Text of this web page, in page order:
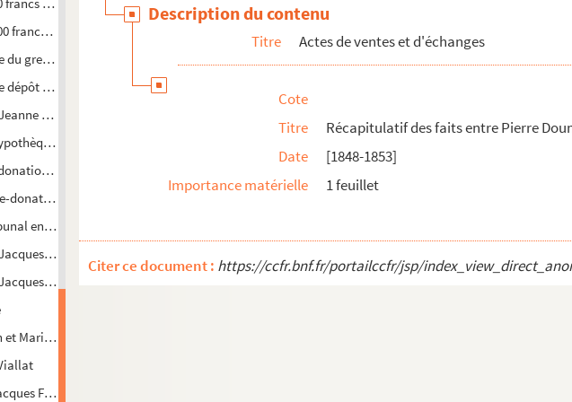
francs par Antoine Michel et Ferdinand Viallat à Marie Viallat
greffe du tribunal
dépôt de vente opposant Elizabeth Donnadieu épouse Viallat et Jeanne Olivi...
Olivier épouse Pattus à Marie Viallat
entre Jeanne Olivier et Auguste Viallat
par Madame Veuve Doumergue à ses deux enfants, Pierre Doumergue et ...
par Mad. Veuve Doumergue à ses enfants
entre Jean Combe, Pierre Doumergue et Auguste Viallat
Fontanès à Pierre Doumergue
Fontanès à Marie Viallat
Marie Viallat
Fontanès à Marie Viallat
Description du contenu
Titre Actes de ventes et d'échanges
Cote
Titre
Récapitulatif des faits entre Pierre
Date
[1848-1853]
Importance matérielle
1 feuillet
Citer ce document : https://ccfr.bnf.fr/portailccfr/jsp/